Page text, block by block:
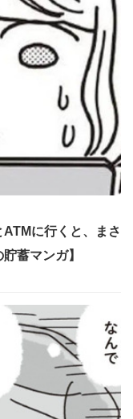
に行くと、まさ
蓄マンガ】